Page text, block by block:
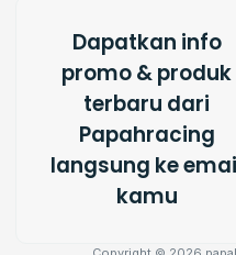
Dapatkan info
promo & produk
terbaru dari
Papahracing
langsung ke
kamu